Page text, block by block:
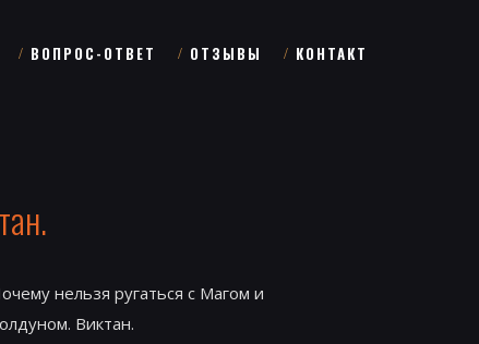
ВОПРОС-ОТВЕТ ОТЗЫВЫ КОНТАКТ
нельзя ругаться с Магом и
Виктан.